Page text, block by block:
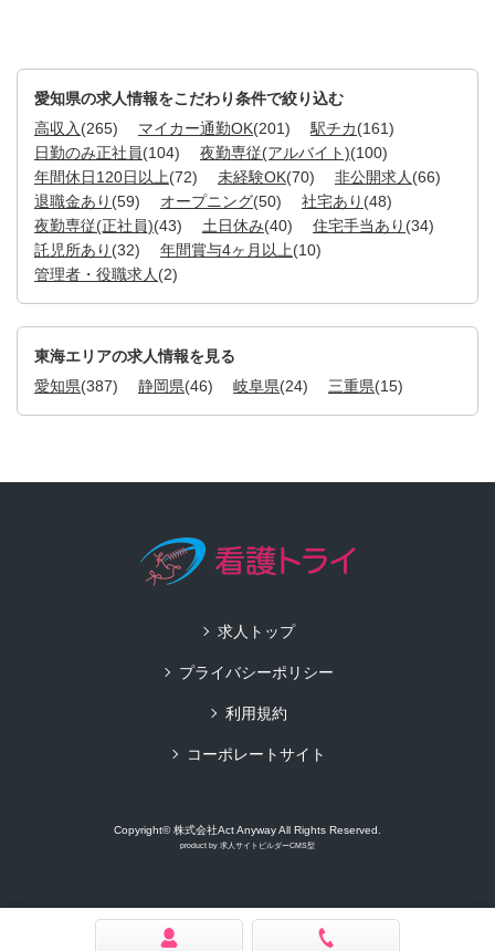
愛知県の求人情報をこだわり条件で絞り込む
高収入 (265) マイカー通勤OK(201) 駅チカ(161)
日勤のみ正社員(104) 夜勤専従(アルバイト)(100)
年間休日120日以上(72) 未経験OK(70) 非公開求人 (66)
退職金あり (59) オープニング(50) 社宅あり (48)
夜勤専従(正社員)(43) 土日休み(40) 住宅手当あり (34)
託児所あり (32) 年間賞与4ヶ月以上(10)
管理者・役職求人 (2)
東海エリアの求人情報を見る
愛知県(387) 静岡県(46) 岐阜県(24) 三重県(15)
求人トップ
プライバシーポリシー
利用規約
コーポレートサイト
Copyright© 株式会社Act Anyway All Rights Reserved.
product by 求人サイトビルダーCMS型